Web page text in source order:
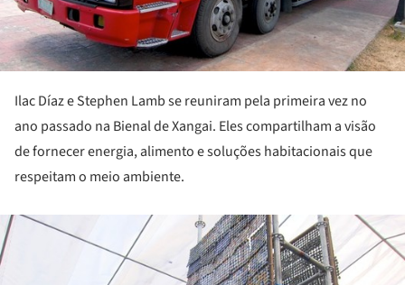
Ilac Díaz e Stephen Lamb se reuniram pela primeira vez no
ano passado na Bienal de Xangai. Eles compartilham a visão
de fornecer energia, alimento e soluções habitacionais que
respeitam o meio ambiente.